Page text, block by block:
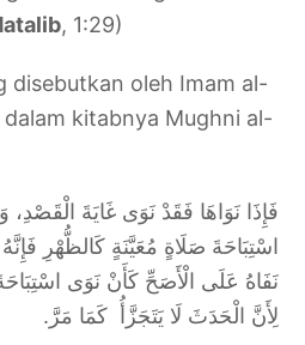
, 1:29)
disebutkan oleh Imam al-
kitabnya Mughni al-
فَإِذَا نَوَاهَا فَقَدْ نَوَى غَايَةَ
اسْتِبَاحَةَ صَلَاةٍ مُعَيَّنَةٍ كَالظُّهْرِ
نَفَاهُ عَلَى الْأَصَحِّ كَأَنْ نَوَى
لِأَنَّ الْحَدَثَ لَا يَتَجَزَّأُ كَمَا مَرَّ.